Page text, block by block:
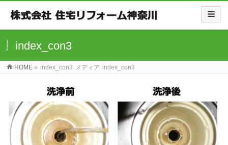
index_con3
HOME » index_con3 メディア index_con3